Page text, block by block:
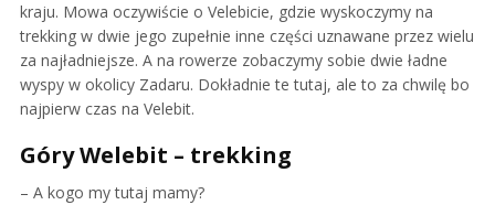
kraju. Mowa oczywiście o Velebicie, gdzie wyskoczymy na
trekking w dwie jego zupełnie inne części uznawane przez wielu
za najładniejsze. A na rowerze zobaczymy sobie dwie ładne
wyspy w okolicy Zadaru. Dokładnie te tutaj, ale to za chwilę bo
najpierw czas na Velebit.
Góry Welebit – trekking
– A kogo my tutaj mamy?